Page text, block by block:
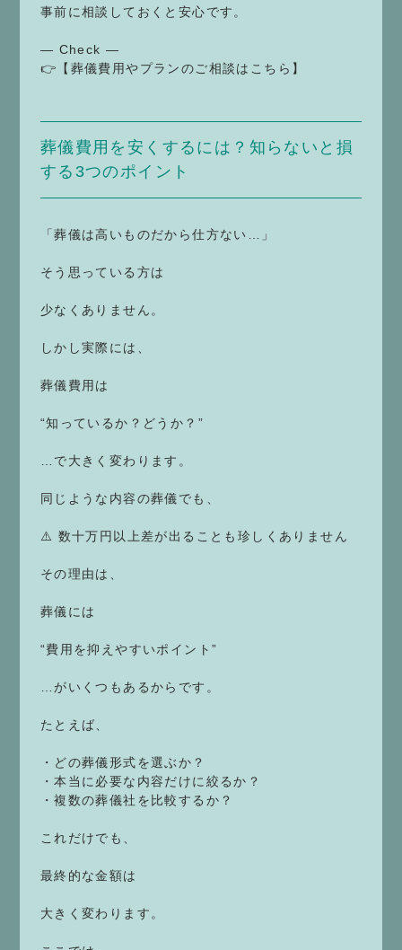
事前に相談しておくと安心です。
— Check —
👉【葬儀費用やプランのご相談はこちら】
葬儀費用を安くするには？知らないと損
する3つのポイント
「葬儀は高いものだから仕方ない…」
そう思っている方は
少なくありません。
しかし実際には、
葬儀費用は
“知っているか？どうか？”
…で大きく変わります。
同じような内容の葬儀でも、
⚠️ 数十万円以上差が出ることも珍しくありません
その理由は、
葬儀には
“費用を抑えやすいポイント”
…がいくつもあるからです。
たとえば、
・どの葬儀形式を選ぶか？
・本当に必要な内容だけに絞るか？
・複数の葬儀社を比較するか？
これだけでも、
最終的な金額は
大きく変わります。